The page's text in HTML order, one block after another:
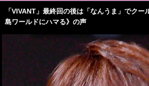
「VIVANT」最終回の後は「なんうま」でクー
島ワールドにハマる》の声